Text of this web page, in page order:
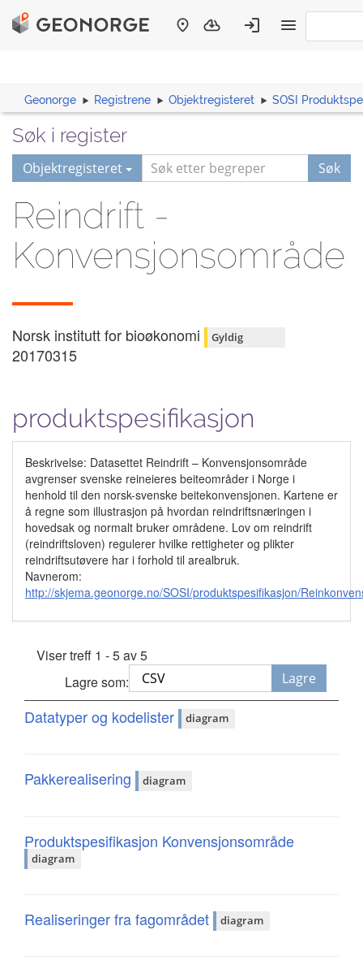
Geonorge Registrene Objektregisteret SOSI
Søk i register
Objektregisteret Søk
Reindrift -
Konvensjonsområde
Norsk institutt for bioøkonomi Gyldig
20170315
produktspesifikasjon
Beskrivelse: Datasettet Reindrift – Konvensjonsområde
avgrenser svenske reineieres beiteområder i Norge i
henhold til den norsk-svenske beitekonvensjonen. Kartene er
å regne som illustrasjon på hvordan reindriftsnæringen i
hovedsak og normalt bruker områdene. Lov om reindrift
(reindriftsloven) regulerer hvilke rettigheter og plikter
reindriftsutøvere har i forhold til arealbruk.
Navnerom:
http://skjema.geonorge.no/SOSI/produktspesifikasjon/
Viser treff 1 - 5 av 5
Lagre som:
Lagre
Datatyper og kodelister diagram
Pakkerealisering diagram
Produktspesifikasjon Konvensjonsområde
diagram
Realiseringer fra fagområdet diagram